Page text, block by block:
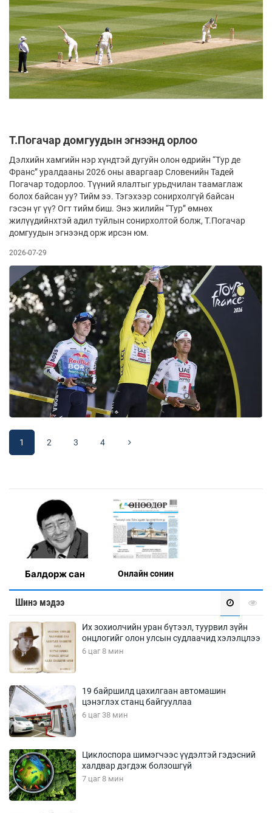
Т.Погачар домгуудын эгнээнд орлоо
Дэлхийн хамгийн нэр хүндтэй дугуйн олон өдрийн “Тур де
Франс” уралдааны 2026 оны аваргаар Словенийн Тадей
Погачар тодорлоо. Түүний ялалтыг урьдчилан таамаглаж
болох байсан уу? Тийм ээ. Тэгэхээр сонирхолгүй байсан
гэсэн үг үү? Огт тийм биш. Энэ жилийн “Тур” өмнөх
жилүүдийнхтэй адил туйлын сонирхолтой болж, Т.Погачар
домгуудын эгнээнд орж ирсэн юм.
2026-07-29
1 2 3 4
Балдорж сан Онлaйн сонин
Шинэ мэдээ
Их зохиолчийн уран бүтээл, туурвил зүйн
онцлогийг олон улсын судлаачид хэлэлцлээ
6 цаг 8 мин
19 байршилд цахилгаан автомашин
цэнэглэх станц байгууллаа
6 цаг 38 мин
Циклоспора шимэгчээс үүдэлтэй гэдэсний
халдвар дэгдэж болзошгүй
7 цаг 8 мин